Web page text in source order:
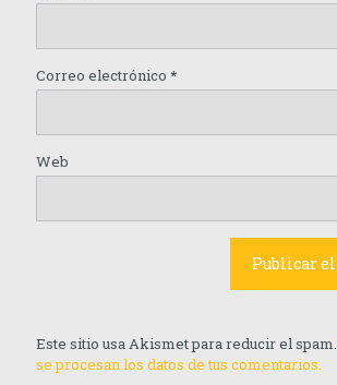
Correo electrónico *
Web
Este sitio usa Akismet para reducir el spam.
se procesan los datos de tus comentarios.